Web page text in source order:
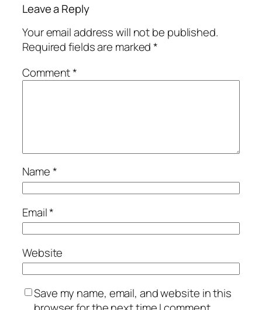
Leave a Reply
Your email address will not be published.
Required fields are marked*
Comment*
Name*
Email*
Website
Save my name, email, and website in this